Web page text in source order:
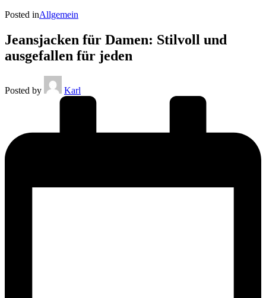
Posted inAllgemein
Jeansjacken für Damen: Stilvoll und
ausgefallen für jeden
Posted by Karl